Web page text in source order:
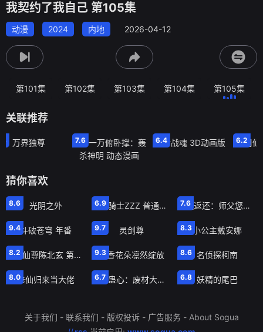
我契约了我自己 第105集
动漫 2024 内地 2026-04-12
第101集 第102集 第103集 第104集 第105集
关联推荐
独尊
开局一万俯卧撑：轰
杀神明 动态漫画
6.4
绝世战魂 3D动画版 6.2
大周仙吏 动
猜你喜欢
8.6
第17集
光阴之外 6.9 假面骑士ZZZ 普通话版 7.6 收徒返还：师父您给的太多了 第二季·动态漫
9.4
第194集
斗破苍穹 年番 9.7
第660集
灵剑尊 8.3
第400集
小公主戴安娜
8.2
第365集
最强仙尊陈北玄 第四季·动态漫 9.3
第13集
薰香花朵凛然绽放 8.6
第1256集
名侦探柯南
8.0
第588集
修仙归来当大佬 6.7
第248集已
万毒蛊心：废材大小姐杀疯了 6.8
第328集
妖精的尾巴
关于我们 - 联系我们 - 版权投诉- 广告服务 - About Sogua